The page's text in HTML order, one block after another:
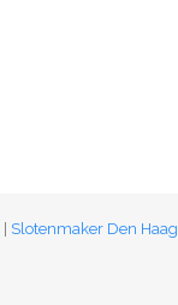
Slotenmaker Den Haag